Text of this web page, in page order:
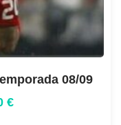
08/09
€